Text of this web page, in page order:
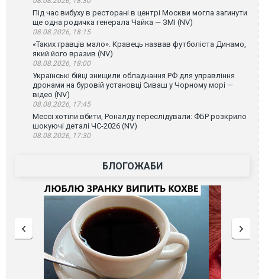
Під час вибуху в ресторані в центрі Москви могла загинути
ще одна родичка генерала Чайка — ЗМІ (NV)
08.08.2026, 18:15
«Таких гравців мало». Кравець назвав футболіста Динамо,
який його вразив (NV)
08.08.2026, 18:00
Українські бійці знищили обладнання РФ для управління
дронами на буровій установці Сиваш у Чорному морі —
відео (NV)
08.08.2026, 17:45
Мессі хотіли вбити, Роналду переслідували: ФБР розкрило
шокуючі деталі ЧС-2026 (NV)
08.08.2026, 17:30
БЛОГОЖАБИ